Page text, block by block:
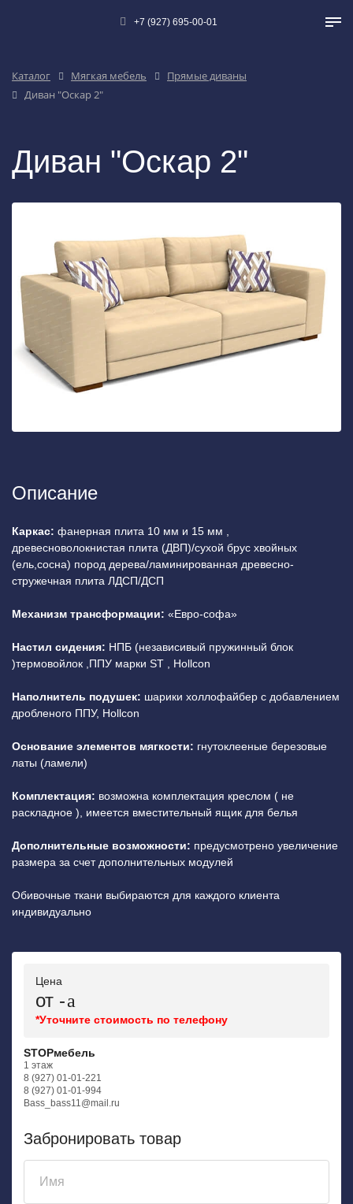
+7 (927) 695-00-01
Каталог Мягкая мебель
Прямые диваны
Диван "Оскар 2"
Диван "Оскар 2"
Описание
Каркас: фанерная плита 10 мм и 15 мм ,
древесноволокнистая плита (ДВП)/сухой брус хвойных
(ель,сосна) пород дерева/ламинированная древесно-
стружечная плита ЛДСП/ДСП
Механизм трансформации: «Евро-софа»
Настил сидения: НПБ (независивый пружинный блок
)термовойлок ,ППУ марки ST , Hollcon
Наполнитель подушек: шарики холлофайбер с добавлением
дробленого ППУ, Hollcon
Основание элементов мягкости: гнутоклееные березовые
латы (ламели)
Комплектация: возможна комплектация креслом ( не
раскладное ), имеется вместительный ящик для белья
Дополнительные возможности: предусмотрено увеличение
размера за счет дополнительных модулей
Обивочные ткани выбираются для каждого клиента
индивидуально
Цена
от -
*Уточните стоимость по телефону
STOPмебель
1 этаж
8 (927) 01-01-221
8 (927) 01-01-994
Bass_bass11@mail.ru
Забронировать товар